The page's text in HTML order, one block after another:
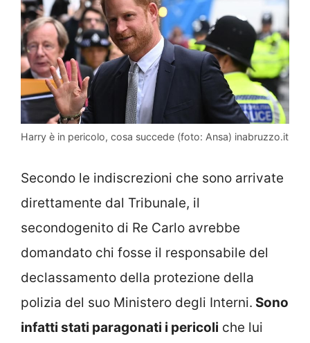
Harry è in pericolo, cosa succede (foto: Ansa) inabruzzo.it
Secondo le indiscrezioni che sono arrivate
direttamente dal Tribunale, il
secondogenito di Re Carlo avrebbe
domandato chi fosse il responsabile del
declassamento della protezione della
polizia del suo Ministero degli Interni. Sono
infatti stati paragonati i pericoli che lui